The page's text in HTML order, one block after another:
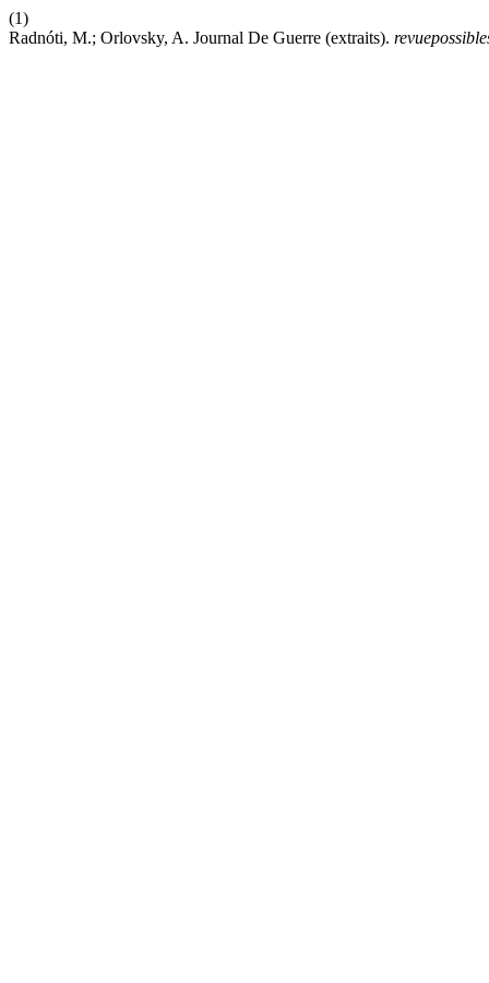
(1)
Radnóti, M.; Orlovsky, A. Journal De Guerre (extraits).